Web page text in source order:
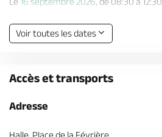
Le23 septembre 2026, de 08:30 à 12:30
Voir toutes les dates
Accès et transports
Adresse
Halle, Place de la Févrière